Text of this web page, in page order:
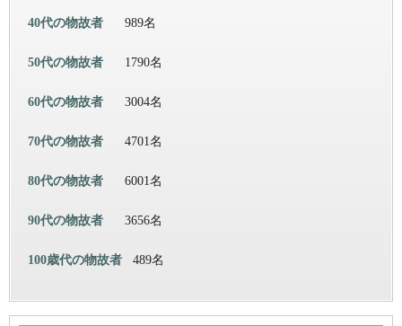
40代の物故者 989名
50代の物故者 1790名
60代の物故者 3004名
70代の物故者 4701名
80代の物故者 6001名
90代の物故者 3656名
100歳代の物故者 489名